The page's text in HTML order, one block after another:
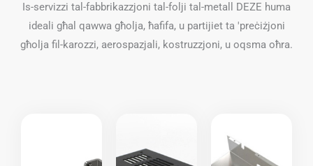
Is-servizzi tal-fabbrikazzjoni tal-folji tal-metall DEZE huma
ideali għal qawwa għolja, ħafifa, u partijiet ta 'preċiżjoni
għolja fil-karozzi, aerospazjali, kostruzzjoni, u oqsma oħra.